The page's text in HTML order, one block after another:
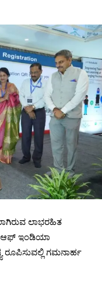
ಲಾಭರಹಿತ
ಆಫ್ ಇಂಡಿಯಾ
ಗಮನಾರ್ಹ